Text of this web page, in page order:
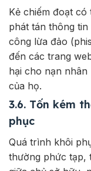
Kẻ chiếm đoạt
phát tán thông
công lừa đảo
đến các trang
hại cho nạn
của họ.
3.6. Tốn kém
phục
Quá trình khôi
thường phức tạp,